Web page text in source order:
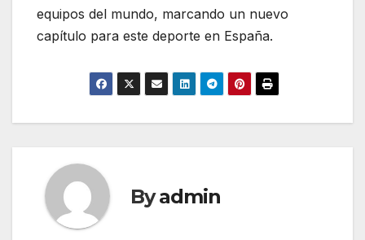
equipos del mundo, marcando un nuevo
capítulo para este deporte en España.
Byadmin